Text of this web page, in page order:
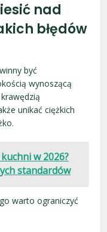
nad
błędów
być
wynoszącą
unikać ciężkich
w 2026?
standardów
warto ograniczyć